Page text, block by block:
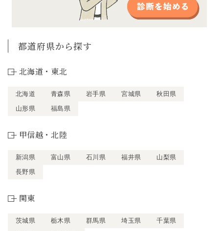
都道府県から探す
北海道・東北
北海道 青森県 岩手県 宮城県
秋田県
山形県
福島県
甲信越・北陸
新潟県 富山県 石川県 福井県
山梨県
長野県
関東
茨城県 栃木県 群馬県 埼玉県
千葉県